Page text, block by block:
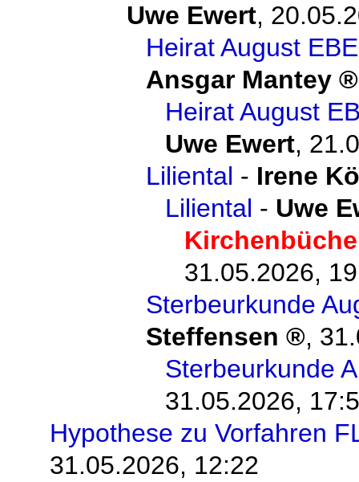
Uwe Ewert,
Heirat August
Ansgar Mantey
Heirat August
Uwe Ewert,
Liliental - Irene
Liliental - Uwe
31.05.2026,
Sterbeurkunde
Steffensen
,
Sterbeurkunde
31.05.2026,
Hypothese zu Vorfahren
31.05.2026, 12:22